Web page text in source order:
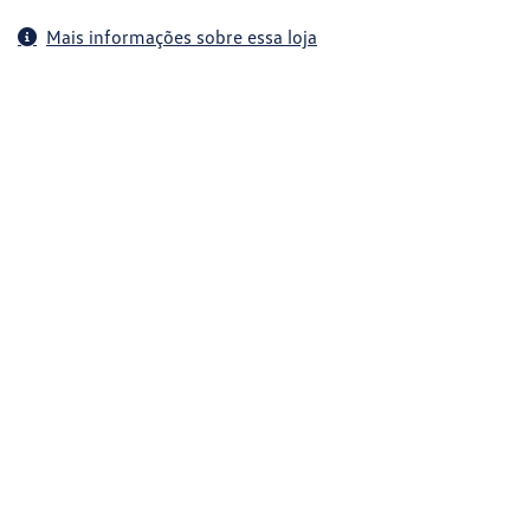
Mais informações sobre essa loja